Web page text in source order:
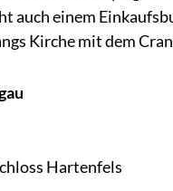
auch einem
Kirche mit dem
Hartenfels